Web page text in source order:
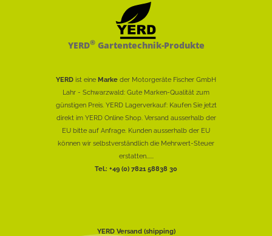
YERD®Gartentechnik-Produkte
YERD ist eine Marke der Motorgeräte Fischer GmbH
Lahr - Schwarzwald: Gute Marken-Qualität zum
günstigen Preis. YERD Lagerverkauf: Kaufen Sie jetzt
direkt im YERD Online Shop. Versand ausserhalb der
EU bitte auf Anfrage. Kunden ausserhalb der EU
können wir selbstverständlich die Mehrwert-Steuer
erstatten......
Tel.: +49 (0) 7821 58838 30
YERD Versand (shipping)